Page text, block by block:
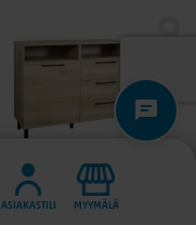
TILAUSTUOTE
ASIAKASTILI
MYYMÄLÄ